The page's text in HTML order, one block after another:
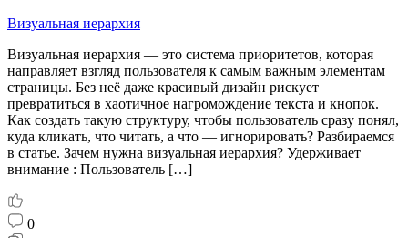
Визуальная иерархия
Визуальная иерархия — это система приоритетов, которая
направляет взгляд пользователя к самым важным элементам
страницы. Без неё даже красивый дизайн рискует
превратиться в хаотичное нагромождение текста и кнопок.
Как создать такую структуру, чтобы пользователь сразу понял,
куда кликать, что читать, а что — игнорировать? Разбираемся
в статье. Зачем нужна визуальная иерархия? Удерживает
внимание : Пользователь […]
0